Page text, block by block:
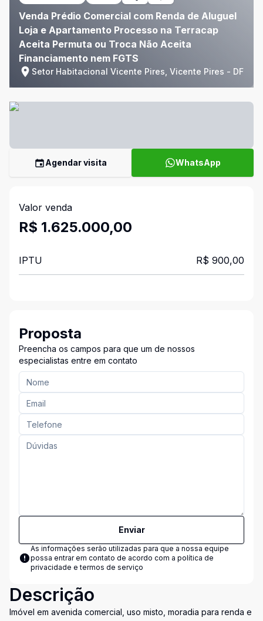
Venda Prédio Comercial com Renda de Aluguel
Loja e Apartamento Processo na Terracap
Aceita Permuta ou Troca Não Aceita
Financiamento nem FGTS
Setor Habitacional Vicente Pires, Vicente Pires - DF
Agendar visita WhatsApp
Valor venda
R$ 1.625.000,00
IPTU R$ 900,00
Proposta
Preencha os campos para que um de nossos
especialistas entre em contato
Enviar
As informações serão utilizadas para que a nossa equipe
possa entrar em contato de acordo com a política de
privacidade e termos de serviço
Descrição
Imóvel em avenida comercial, uso misto, moradia para renda e